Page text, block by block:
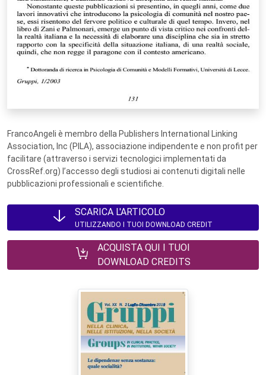
FrancoAngeli è membro della Publishers International Linking
Association, Inc (PILA), associazione indipendente e non profit per
facilitare (attraverso i servizi tecnologici implementati da
CrossRef.org) l’accesso degli studiosi ai contenuti digitali nelle
pubblicazioni professionali e scientifiche.
SCARICA L'ARTICOLO
UTILIZZANDO I TUOI DOWNLOAD CREDIT
ACQUISTA QUI I TUOI
DOWNLOAD CREDITS